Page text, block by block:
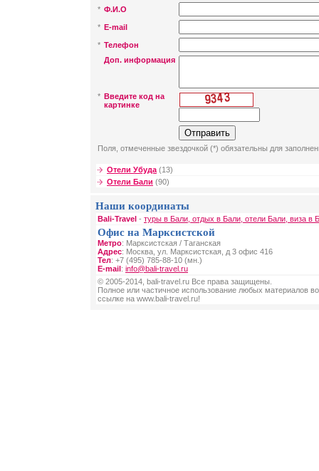
* Ф.И.О
* E-mail
* Телефон
Доп. информация
* Введите код на
картинке
Поля, отмеченные звездочкой (*) обязательны для
Отели Убуда(13)
Отели Бали (90)
Наши координаты
Bali-Travel - туры в Бали, отдых в Бали, отели Бали, виза в
Офис на Марксистской
Метро: Марксистская / Таганская
Адрес: Москва, ул. Марксистская, д 3 офис 416
Тел: +7 (495) 785-88-10 (мн.)
E-mail: info@bali-travel.ru
© 2005-2014, bali-travel.ru Все права защищены.
Полное или частичное использование любых материалов
ссылке на www.bali-travel.ru!